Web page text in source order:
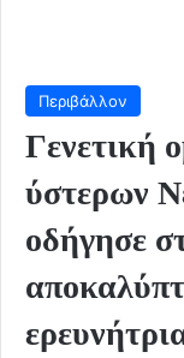
Περιβάλλον
Γενετική
ύστερων
οδήγησε